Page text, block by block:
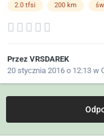
2.0 tfsi 200 km
Przez VRSDAREK
20 stycznia 2016 o 12:13 w